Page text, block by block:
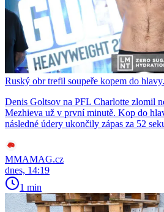
Ruský obr trefil soupeře kopem do
Denis Goltsov na PFL Charlotte zlomil
Mezhieva už v první minutě. Kop do
následné údery ukončily zápas za 52
MMAMAG.cz
dnes, 14:19
1 min